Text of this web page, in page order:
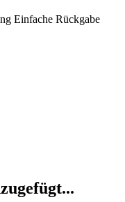
Einfache Rückgabe